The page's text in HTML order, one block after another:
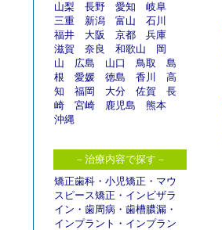
山梨
長野 愛知
岐阜
三重
新潟 富山
石川
福井
大阪 京都
兵庫
滋賀
奈良 和歌山
岡
山
広島 山口 鳥取
島
根
愛媛 徳島 香川
高
知
福岡 大分 佐賀
長
崎
宮崎 鹿児島
熊本
沖縄
－治療内容で探す－
矯正歯科 ・ 小児矯正 ・ マウ
スピース矯正 ・ インビザラ
イン ・ 歯周病 ・ 歯槽膿漏 ・
インプラント ・ インプラン